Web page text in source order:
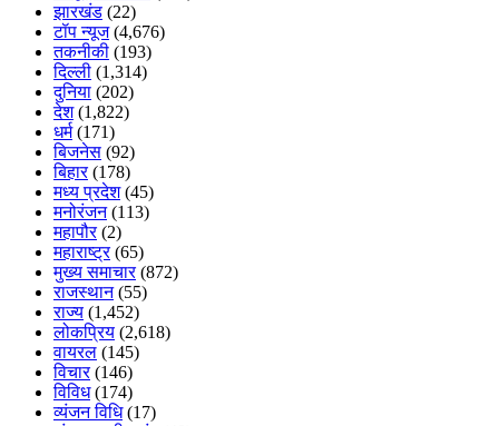
झारखंड (22)
टॉप न्यूज(4,676)
तकनीकी (193)
दिल्ली (1,314)
दुनिया (202)
देश(1,822)
धर्म(171)
बिजनेस (92)
बिहार(178)
मध्य प्रदेश(45)
मनोरंजन(113)
महापौर(2)
महाराष्ट्र(65)
मुख्य समाचार(872)
राजस्थान(55)
राज्य (1,452)
लोकप्रिय (2,618)
वायरल (145)
विचार(146)
विविध(174)
व्यंजन विधि(17)